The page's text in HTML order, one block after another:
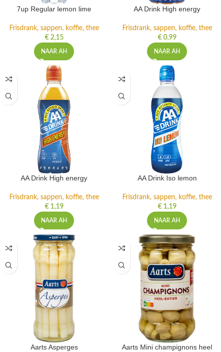
7up Regular lemon lime
Frisdrank, sappen, koffie, thee
€2,15
NAAR AH
AA Drink High energy
Frisdrank, sappen, koffie, thee
€0,99
NAAR AH
AA Drink High energy
Frisdrank, sappen, koffie, thee
€1,19
NAAR AH
AA Drink Iso lemon
Frisdrank, sappen, koffie, thee
€1,19
NAAR AH
Aarts Asperges Aarts Mini champignons heel